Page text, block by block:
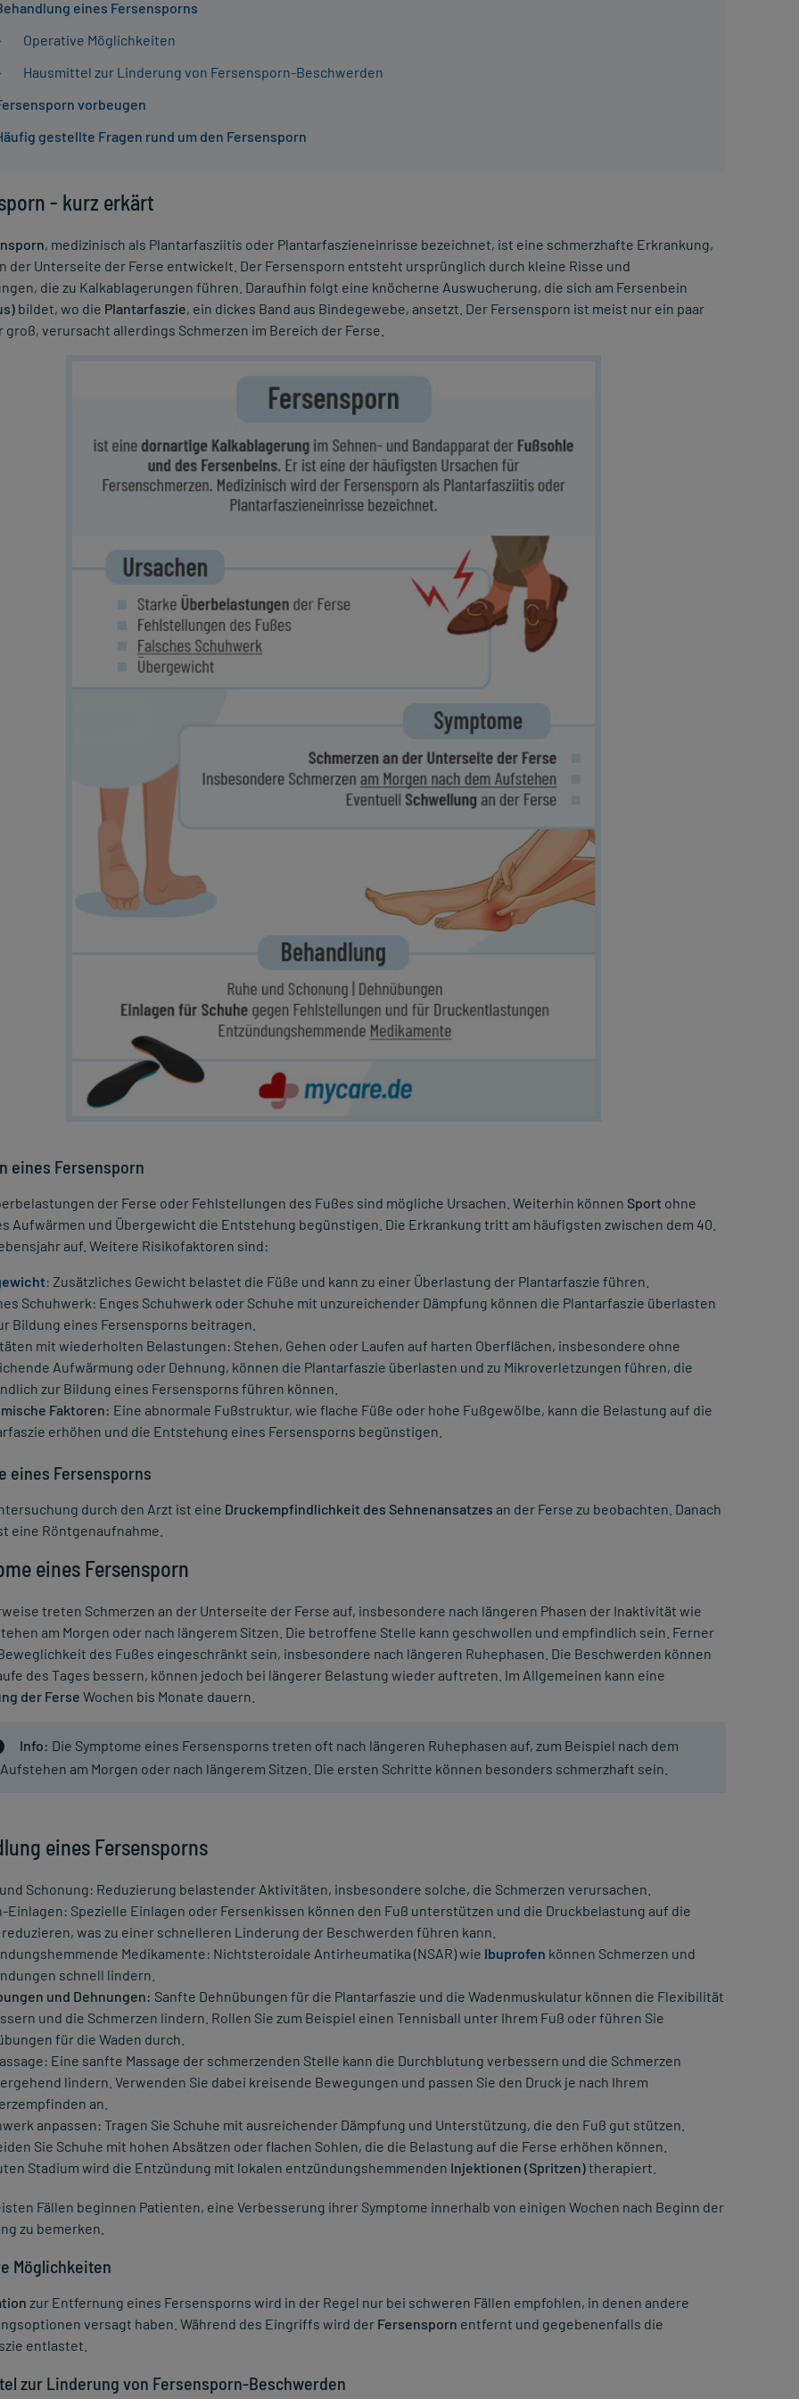
eines Fersensporns
Operative Möglichkeiten
Hausmittel zur Linderung von Fersensporn-Beschwerden
vorbeugen
gestellte Fragen rund um den Fersensporn
- kurz erkärt
, medizinisch als Plantarfasziitis oder Plantarfaszieneinrisse bezeichnet, ist eine schmerzhafte Erkrankung,
der Unterseite der Ferse entwickelt. Der Fersensporn entsteht ursprünglich durch kleine Risse und
die zu Kalkablagerungen führen. Daraufhin folgt eine knöcherne Auswucherung, die sich am Fersenbein
bildet, wo die Plantarfaszie, ein dickes Band aus Bindegewebe, ansetzt. Der Fersensporn ist meist nur ein paar
groß, verursacht allerdings Schmerzen im Bereich der Ferse.
eines Fersensporn
der Ferse oder Fehlstellungen des Fußes sind mögliche Ursachen. Weiterhin können Sport ohne
Aufwärmen und Übergewicht die Entstehung begünstigen. Die Erkrankung tritt am häufigsten zwischen dem 40.
auf. Weitere Risikofaktoren sind:
: Zusätzliches Gewicht belastet die Füße und kann zu einer Überlastung der Plantarfaszie führen.
Schuhwerk: Enges Schuhwerk oder Schuhe mit unzureichender Dämpfung können die Plantarfaszie überlasten
Bildung eines Fersensporns beitragen.
mit wiederholten Belastungen: Stehen, Gehen oder Laufen auf harten Oberflächen, insbesondere ohne
Aufwärmung oder Dehnung, können die Plantarfaszie überlasten und zu Mikroverletzungen führen, die
zur Bildung eines Fersensporns führen können.
Faktoren: Eine abnormale Fußstruktur, wie flache Füße oder hohe Fußgewölbe, kann die Belastung auf die
erhöhen und die Entstehung eines Fersensporns begünstigen.
eines Fersensporns
durch den Arzt ist eine Druckempfindlichkeit des Sehnenansatzes an der Ferse zu beobachten. Danach
eine Röntgenaufnahme.
eines Fersensporn
treten Schmerzen an der Unterseite der Ferse auf, insbesondere nach längeren Phasen der Inaktivität wie
am Morgen oder nach längerem Sitzen. Die betroffene Stelle kann geschwollen und empfindlich sein. Ferner
des Fußes eingeschränkt sein, insbesondere nach längeren Ruhephasen. Die Beschwerden können
des Tages bessern, können jedoch bei längerer Belastung wieder auftreten. Im Allgemeinen kann eine
der Ferse Wochen bis Monate dauern.
Info: Die Symptome eines Fersensporns treten oft nach längeren Ruhephasen auf, zum Beispiel nach dem
Aufstehen am Morgen oder nach längerem Sitzen. Die ersten Schritte können besonders schmerzhaft sein.
eines Fersensporns
Schonung: Reduzierung belastender Aktivitäten, insbesondere solche, die Schmerzen verursachen.
Einlagen: Spezielle Einlagen oder Fersenkissen können den Fuß unterstützen und die Druckbelastung auf die
reduzieren, was zu einer schnelleren Linderung der Beschwerden führen kann.
Medikamente: Nichtsteroidale Antirheumatika (NSAR) wie Ibuprofen können Schmerzen und
schnell lindern.
und Dehnungen: Sanfte Dehnübungen für die Plantarfaszie und die Wadenmuskulatur können die Flexibilität
und die Schmerzen lindern. Rollen Sie zum Beispiel einen Tennisball unter Ihrem Fuß oder führen Sie
für die Waden durch.
Eine sanfte Massage der schmerzenden Stelle kann die Durchblutung verbessern und die Schmerzen
lindern. Verwenden Sie dabei kreisende Bewegungen und passen Sie den Druck je nach Ihrem
an.
anpassen: Tragen Sie Schuhe mit ausreichender Dämpfung und Unterstützung, die den Fuß gut stützen.
Sie Schuhe mit hohen Absätzen oder flachen Sohlen, die die Belastung auf die Ferse erhöhen können.
Stadium wird die Entzündung mit lokalen entzündungshemmenden Injektionen (Spritzen)therapiert.
Fällen beginnen Patienten, eine Verbesserung ihrer Symptome innerhalb von einigen Wochen nach Beginn der
zu bemerken.
Möglichkeiten
zur Entfernung eines Fersensporns wird in der Regel nur bei schweren Fällen empfohlen, in denen andere
versagt haben. Während des Eingriffs wird der Fersensporn entfernt und gegebenenfalls die
entlastet.
zur Linderung von Fersensporn-Beschwerden